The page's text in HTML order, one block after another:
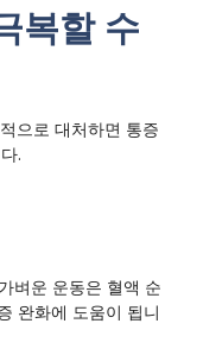
복할 수
으로 대처하면 통증
.
벼운 운동은 혈액 순
완화에 도움이 됩니